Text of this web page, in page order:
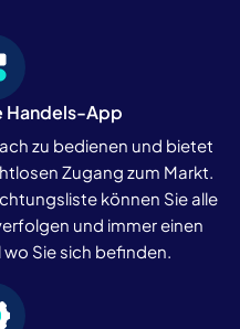
Handels-App
zu bedienen und bietet
Zugang zum Markt.
können Sie alle
und immer einen
Sie sich befinden.